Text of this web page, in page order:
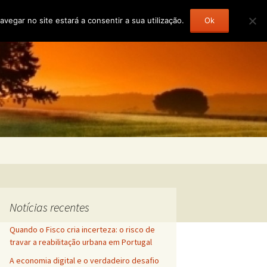
Notícias recentes
Quando o Fisco cria incerteza: o risco de
travar a reabilitação urbana em Portugal
A economia digital e o verdadeiro desafio
no site estará a consentir a sua utilização. Ok